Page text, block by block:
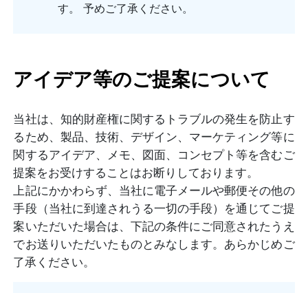
す。 予めご了承ください。
アイデア等のご提案について
当社は、知的財産権に関するトラブルの発生を防止す
るため、製品、技術、デザイン、マーケティング等に
関するアイデア、メモ、図面、コンセプト等を含むご
提案をお受けすることはお断りしております。
上記にかかわらず、当社に電子メールや郵便その他の
手段（当社に到達されうる一切の手段）を通じてご提
案いただいた場合は、下記の条件にご同意されたうえ
でお送りいただいたものとみなします。あらかじめご
了承ください。